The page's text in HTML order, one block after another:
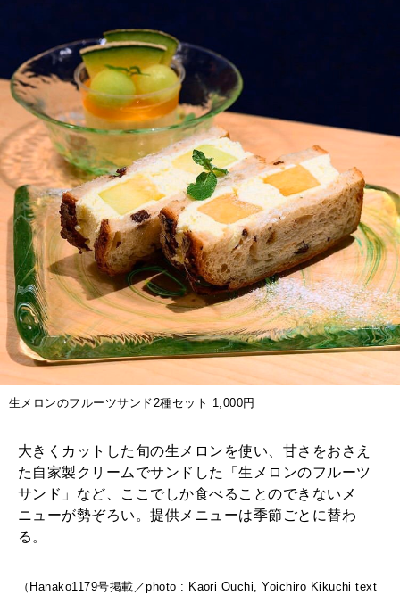
生メロンのフルーツサンド2種セット 1,000円
大きくカットした旬の生メロンを使い、甘さをおさえ
た自家製クリームでサンドした「生メロンのフルーツ
サンド」など、ここでしか食べることのできないメ
ニューが勢ぞろい。提供メニューは季節ごとに替わ
る。
（Hanako1179号掲載／photo : Kaori Ouchi, Yoichiro Kikuchi text